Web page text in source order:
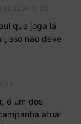
que joga lá
não deve
é um dos
atual